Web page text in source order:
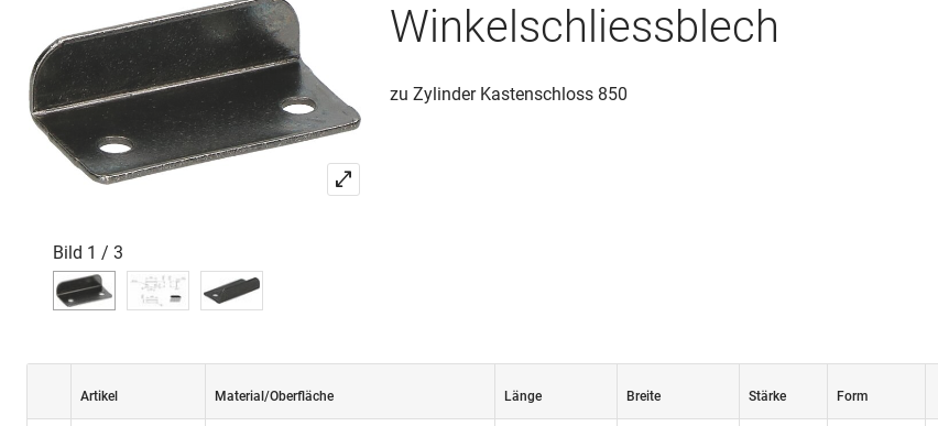
Bild 1 / 3
Winkelschliessblech
zu Zylinder Kastenschloss 850
Artikel Material/Oberfläche Länge Breite Stärke Form